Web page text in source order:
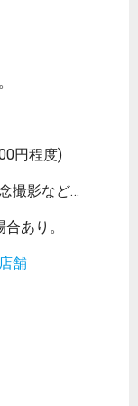
円程度)
撮影など…
あり。
舗